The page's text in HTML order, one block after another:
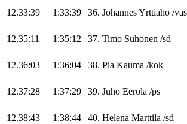
12.33:39 1:33:39 36. JohannesYrttiaho /vas
12.35:11 1:35:12 37. Timo Suhonen /sd
12.36:03 1:36:04 38. Pia Kauma /kok
12.37:28 1:37:29 39. Juho Eerola /ps
12.38:43 1:38:44 40. Helena Marttila /sd